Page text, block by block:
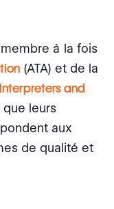
à la fois
(ATA) et de la
and
que leurs
aux
de qualité et